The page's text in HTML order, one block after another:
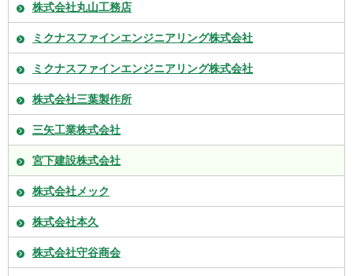
株式会社丸山工務店
ミクナスファインエンジニアリング株式会社
ミクナスファインエンジニアリング株式会社
株式会社三葉製作所
三矢工業株式会社
宮下建設株式会社
株式会社メック
株式会社本久
株式会社守谷商会